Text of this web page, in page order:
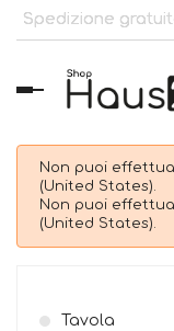
Spedizione
navigazione
Non puoi
(United States).
Non puoi
(United States).
Tavola